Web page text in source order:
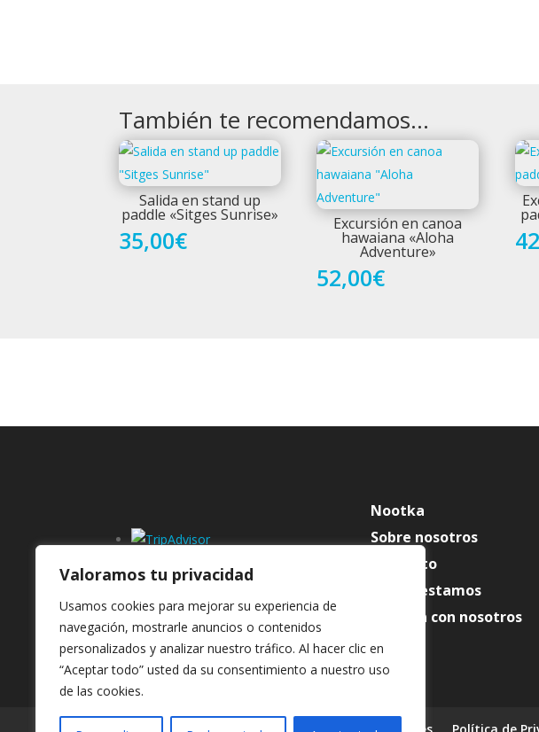
Valoramos tu privacidad
Usamos cookies para mejorar su experiencia de
navegación, mostrarle anuncios o contenidos
personalizados y analizar nuestro tráfico. Al hacer clic en
“Aceptar todo” usted da su consentimiento a nuestro uso
de las cookies.
También te recomendamos…
Salida en stand up
paddle «Sitges Sunrise»
35,00€
Excursión en canoa
hawaiana «Aloha
Adventure»
52,00€
Nootka
Sobre nosotros
Contacto
Donde estamos
Trabaja con nosotros